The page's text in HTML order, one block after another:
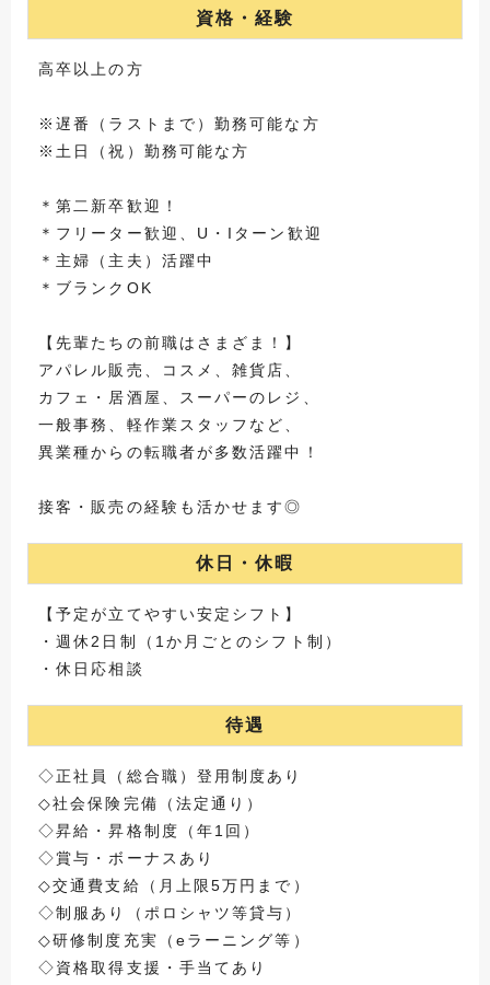
資格・経験
高卒以上の方
※遅番（ラストまで）勤務可能な方
※土日（祝）勤務可能な方
＊第二新卒歓迎！
＊フリーター歓迎、U・Iターン歓迎
＊主婦（主夫）活躍中
＊ブランクOK
【先輩たちの前職はさまざま！】
アパレル販売、コスメ、雑貨店、
カフェ・居酒屋、スーパーのレジ、
一般事務、軽作業スタッフなど、
異業種からの転職者が多数活躍中！
接客・販売の経験も活かせます◎
休日・休暇
【予定が立てやすい安定シフト】
・週休2日制（1か月ごとのシフト制）
・休日応相談
待遇
◇正社員（総合職）登用制度あり
◇社会保険完備（法定通り）
◇昇給・昇格制度（年1回）
◇賞与・ボーナスあり
◇交通費支給（月上限5万円まで）
◇制服あり（ポロシャツ等貸与）
◇研修制度充実（eラーニング等）
◇資格取得支援・手当てあり